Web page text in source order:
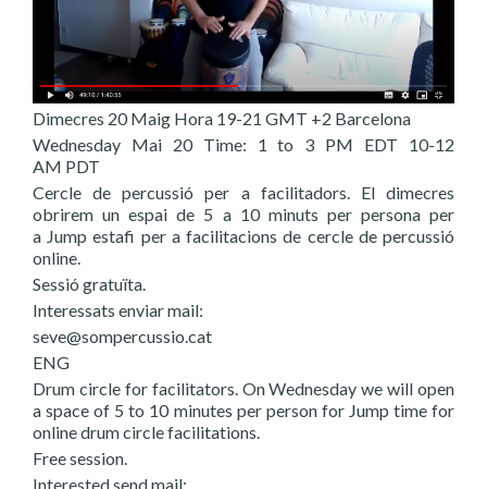
Dimecres 20 Maig Hora 19-21 GMT +2 Barcelona
Wednesday Mai 20 Time: 1 to 3 PM EDT 10-12
AM PDT
Cercle de percussió per a facilitadors. El dimecres
obrirem un espai de 5 a 10 minuts per persona per
a Jump estafi per a facilitacions de cercle de percussió
online.
Sessió gratuïta.
Interessats enviar mail:
seve@sompercussio.cat
ENG
Drum circle for facilitators. On Wednesday we will open
a space of 5 to 10 minutes per person for Jump time for
online drum circle facilitations.
Free session.
Interested send mail: